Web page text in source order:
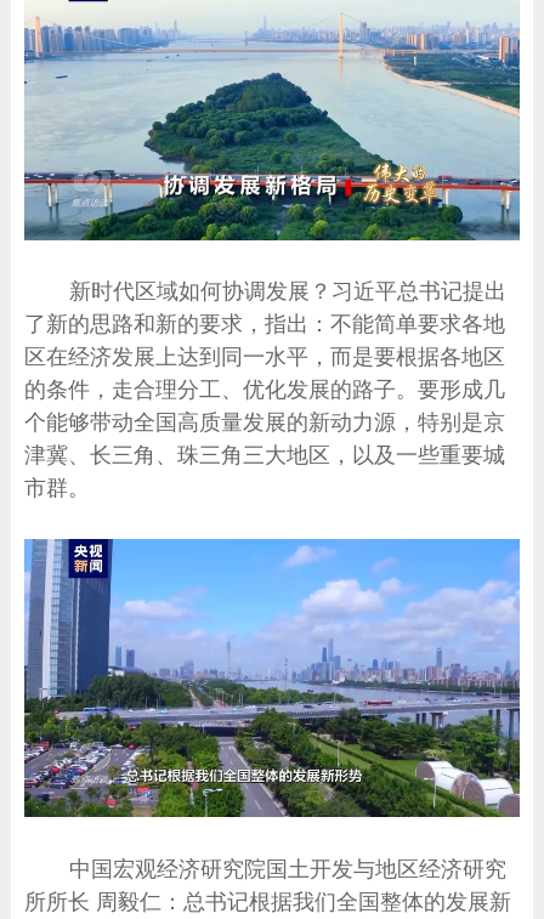
新时代区域如何协调发展？习近平总书记提出
了新的思路和新的要求，指出：不能简单要求各地
区在经济发展上达到同一水平，而是要根据各地区
的条件，走合理分工、优化发展的路子。要形成几
个能够带动全国高质量发展的新动力源，特别是京
津冀、长三角、珠三角三大地区，以及一些重要城
市群。
中国宏观经济研究院国土开发与地区经济研究
所所长 周毅仁：总书记根据我们全国整体的发展新